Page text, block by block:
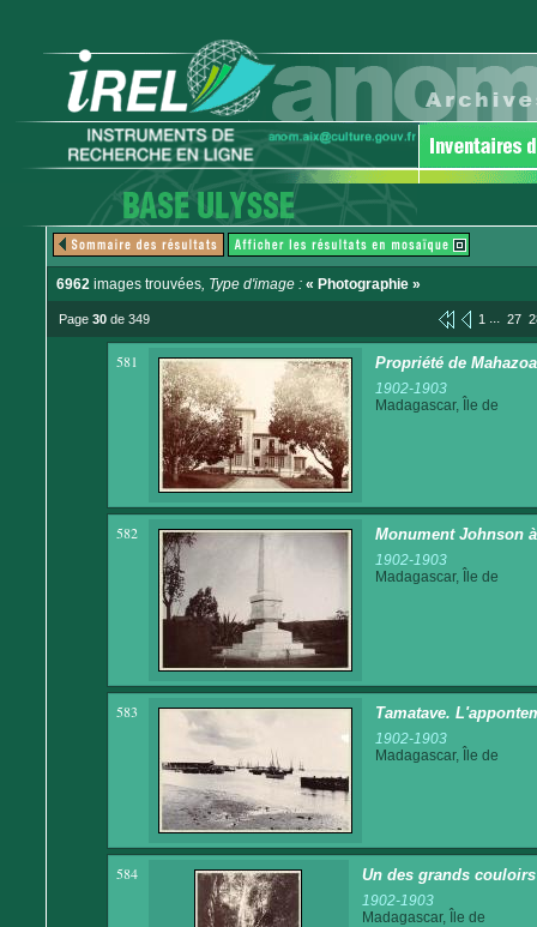
6962 images trouvées, Type d'image : « Photographie »
Page 30 de 349 1 ... 27
581 Propriété de
1902-1903
Madagascar, Île de
582 Monument Johnson
1902-1903
Madagascar, Île de
583 Tamatave.
1902-1903
Madagascar, Île de
584 Un des grands couloirs
1902-1903
Madagascar, Île de